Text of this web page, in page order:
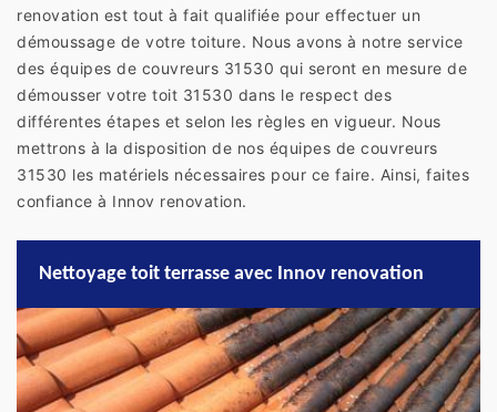
renovation est tout à fait qualifiée pour effectuer un
démoussage de votre toiture. Nous avons à notre service
des équipes de couvreurs 31530 qui seront en mesure de
démousser votre toit 31530 dans le respect des
différentes étapes et selon les règles en vigueur. Nous
mettrons à la disposition de nos équipes de couvreurs
31530 les matériels nécessaires pour ce faire. Ainsi, faites
confiance à Innov renovation.
Nettoyage toit terrasse avec Innov renovation